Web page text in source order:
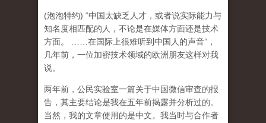
(泡泡特约) “中国太缺乏人才，或者说实际能力与
知名度相匹配的人，不论是在媒体方面还是技术
方面。 ……在国际上很难听到中国人的声音”，
几年前，一位加密技术领域的欧洲朋友这样对我
说。
两年前，公民实验室一篇关于中国微信审查的报
告，其主要结论是我在五年前揭露并分析过的。
当然，我的文章使用的是中文。我当时与合作者